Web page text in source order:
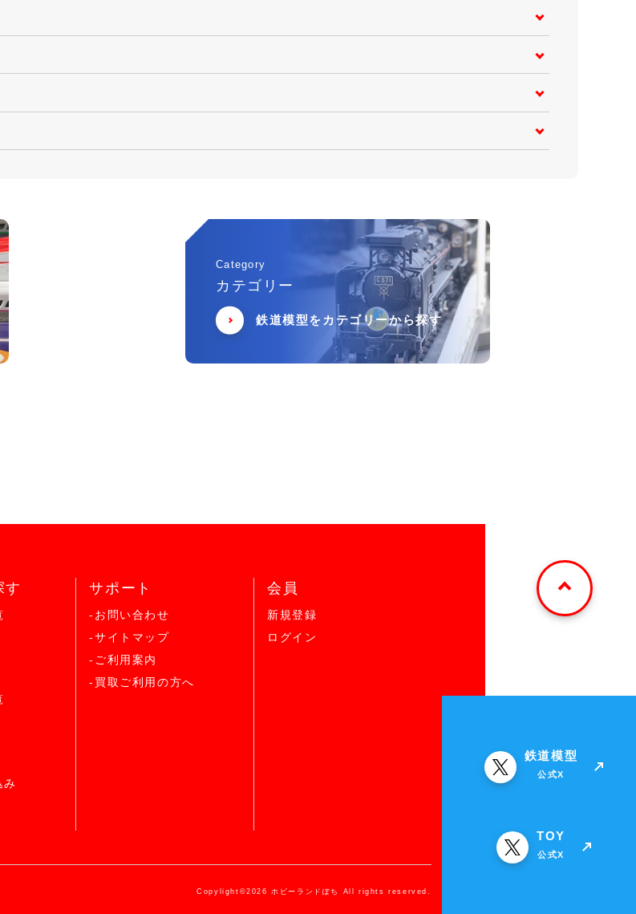
Category
カテゴリー
鉄道模型をカテゴリーから探す
す
み
サポート
-お問い合わせ
-サイトマップ
-ご利用案内
-買取ご利用の方へ
会員
新規登録
ログイン
Copylight©2026 ホビーランドぽち All rights reserved.
鉄道模型
公式X
TOY
公式X